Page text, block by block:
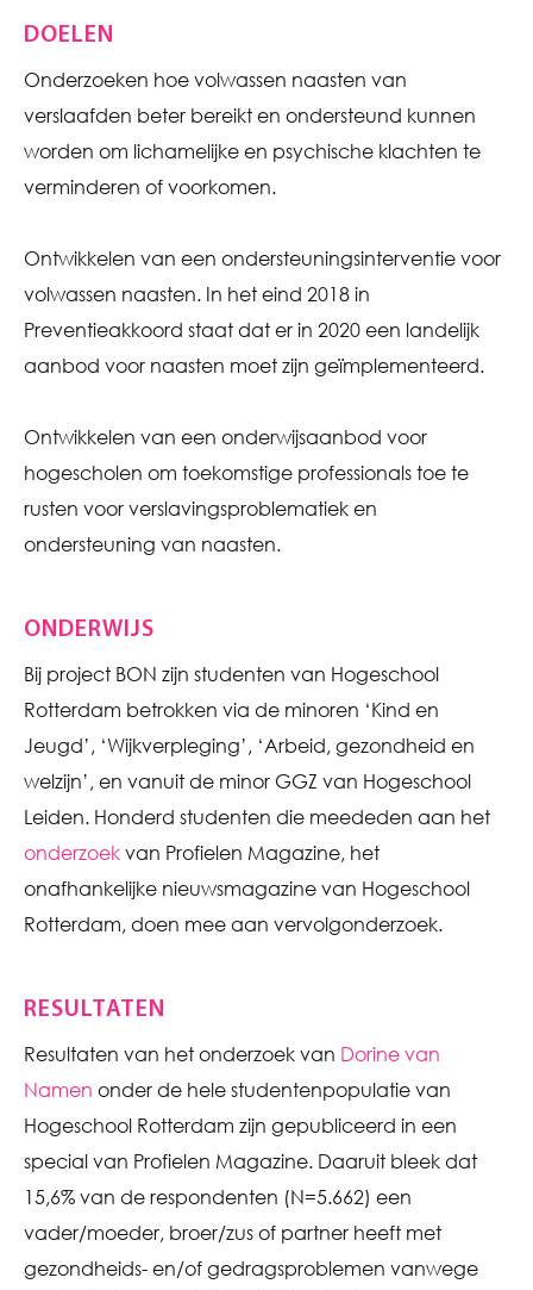
DOELEN
Onderzoeken hoe volwassen naasten van
verslaafden beter bereikt en ondersteund kunnen
worden om lichamelijke en psychische klachten te
verminderen of voorkomen.
Ontwikkelen van een ondersteuningsinterventie voor
volwassen naasten. In het eind 2018 in
Preventieakkoord staat dat er in 2020 een landelijk
aanbod voor naasten moet zijn geïmplementeerd.
Ontwikkelen van een onderwijsaanbod voor
hogescholen om toekomstige professionals toe te
rusten voor verslavingsproblematiek en
ondersteuning van naasten.
ONDERWIJS
Bij project BON zijn studenten van Hogeschool
Rotterdam betrokken via de minoren ‘Kind en
Jeugd’, ‘Wijkverpleging’, ‘Arbeid, gezondheid en
welzijn’, en vanuit de minor GGZ van Hogeschool
Leiden. Honderd studenten die meededen aan het
onderzoek van Profielen Magazine, het
onafhankelijke nieuwsmagazine van Hogeschool
Rotterdam, doen mee aan vervolgonderzoek.
RESULTATEN
Resultaten van het onderzoek van Dorine van
Namen onder de hele studentenpopulatie van
Hogeschool Rotterdam zijn gepubliceerd in een
special van Profielen Magazine. Daaruit bleek dat
15,6% van de respondenten (N=5.662) een
vader/moeder, broer/zus of partner heeft met
gezondheids- en/of gedragsproblemen vanwege